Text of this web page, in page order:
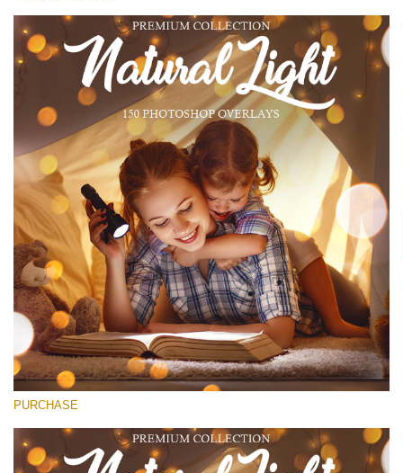
Large 6000*4000px
Entire Collection
(1783 Overlays)
Large 6000*4000px
Download Grátis
PURCHASE